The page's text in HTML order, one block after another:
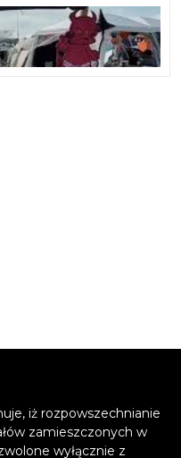
iż rozpowszechnianie
zamieszczonych w
wyłącznie z